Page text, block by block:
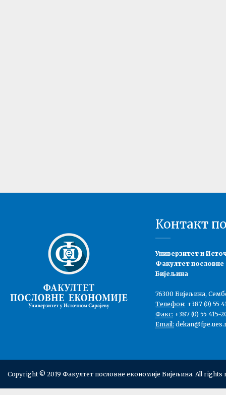
Контакт
Универзитет и
Факултет пословне
Бијељина
76300 Бијељина,
Телефон: +387 (0) 55
Факс: +387 (0) 55 415-
Email:
Copyright © 2019 Факултет пословне економије Бијељина. All rights